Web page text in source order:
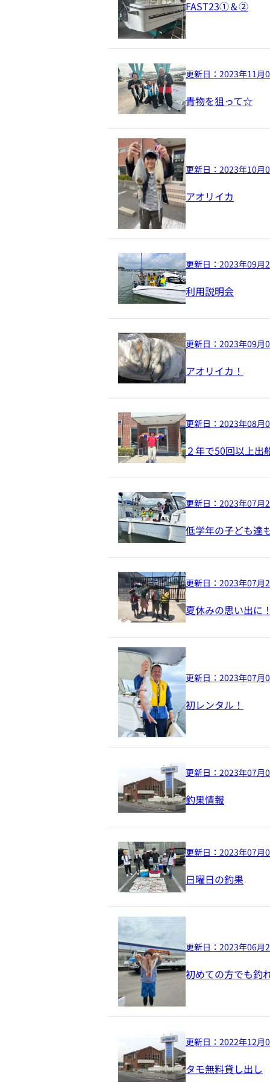
FAST23①＆②
青物を狙って☆
更新日： 2023年11月
アオリイカ
更新日： 2023年10月
利用説明会
更新日： 2023年09月
アオリイカ！
更新日： 2023年09月
２年で50回以上出
更新日： 2023年08月
低学年の子ども達
更新日： 2023年07月
夏休みの思い出に！
更新日： 2023年07月
初レンタル！
更新日： 2023年07月
釣果情報
更新日： 2023年07月
日曜日の釣果
更新日： 2023年07月
初めての方でも釣
更新日： 2023年06月
タモ無料貸し出し
更新日： 2022年12月